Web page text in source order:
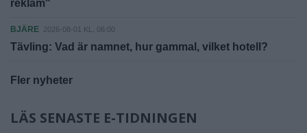
reklam"
BJÄRE 2026-08-01 KL. 06:00
Tävling: Vad är namnet, hur gammal, vilket hotell?
Fler nyheter
LÄS SENASTE E-TIDNINGEN